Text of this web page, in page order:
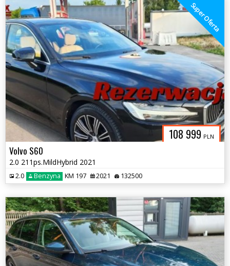
108 999 PLN
Super Oferta
Volvo S60
2.0 211ps.MildHybrid 2021
2.0 Benzyna KM 197 2021 132500